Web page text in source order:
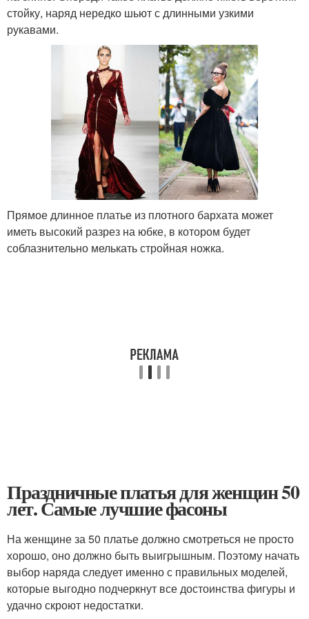
стойку, наряд нередко шьют с длинными узкими
рукавами.
Прямое длинное платье из плотного бархата может
иметь высокий разрез на юбке, в котором будет
соблазнительно мелькать стройная ножка.
Праздничные платья для женщин 50
лет. Самые лучшие фасоны
На женщине за 50 платье должно смотреться не просто
хорошо, оно должно быть выигрышным. Поэтому начать
выбор наряда следует именно с правильных моделей,
которые выгодно подчеркнут все достоинства фигуры и
удачно скроют недостатки.